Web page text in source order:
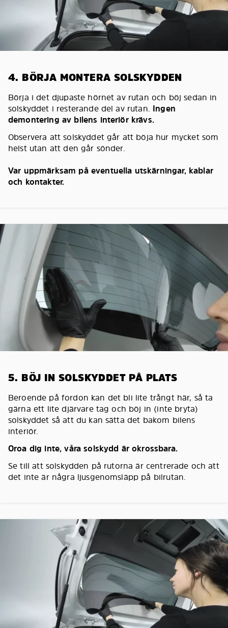
4. BÖRJA MONTERA SOLSKYDDEN
Börja i det djupaste hörnet av rutan och böj sedan in
solskyddet i resterande del av rutan. Ingen
demontering av bilens interiör krävs.
Observera att solskyddet går att böja hur mycket som
helst utan att den går sönder.
Var uppmärksam på eventuella utskärningar, kablar
och kontakter.
5. BÖJ IN SOLSKYDDET PÅ PLATS
Beroende på fordon kan det bli lite trångt här, så ta
gärna ett lite djärvare tag och böj in (inte bryta)
solskyddet så att du kan sätta det bakom bilens
interiör.
Oroa dig inte, våra solskydd är okrossbara.
Se till att solskydden på rutorna är centrerade och att
det inte är några ljusgenomsläpp på bilrutan.